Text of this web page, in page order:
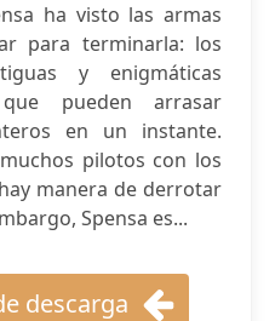
ha visto las armas
para terminarla: los
y enigmáticas
pueden arrasar
en un instante.
pilotos con los
manera de derrotar
Spensa es...
descarga